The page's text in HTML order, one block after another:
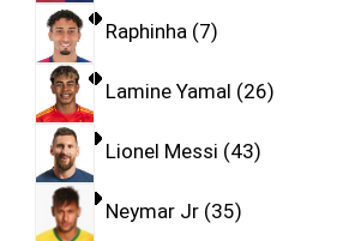
Raphinha 7
Lamine Yamal 26
Lionel Messi 43
Neymar Jr 35